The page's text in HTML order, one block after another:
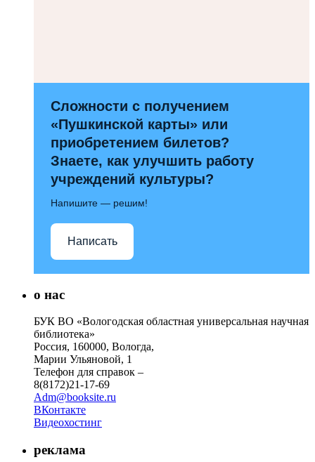
Сложности с получением
«Пушкинской карты» или
приобретением билетов?
Знаете, как улучшить работу
учреждений культуры?
Напишите — решим!
Написать
о нас
БУК ВО «Вологодская областная универсальная научная
библиотека»
Россия, 160000, Вологда,
Марии Ульяновой, 1
Телефон для справок –
8(8172)21-17-69
Adm@booksite.ru
ВКонтакте
Видеохостинг
реклама